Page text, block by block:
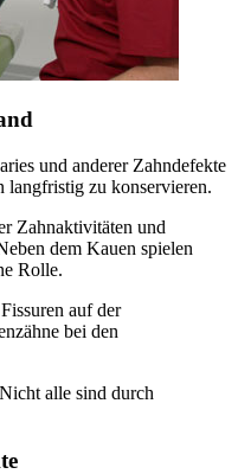
und anderer Zahndefekte
langfristig zu konservieren.
Zahnaktivitäten und
dem Kauen spielen
Rolle.
auf der
bei den
alle sind durch